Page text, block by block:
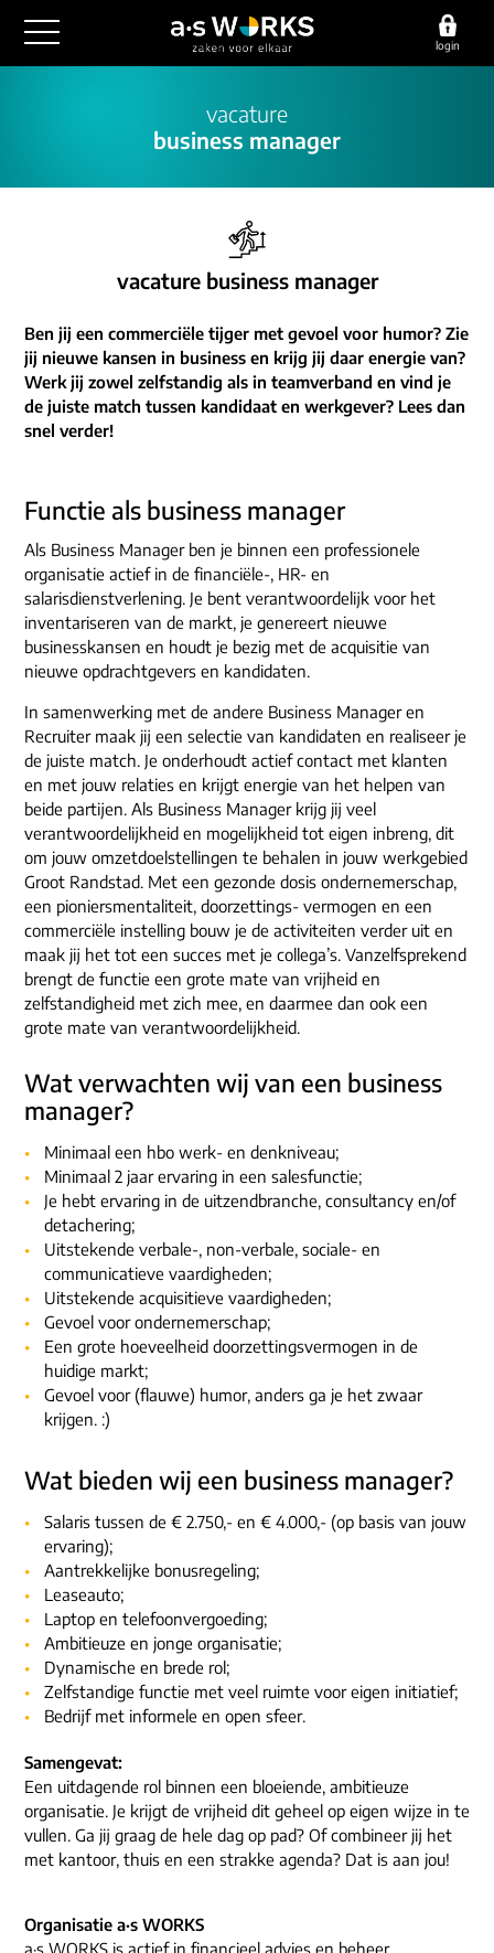
login
financiële administratie
salarisadministratie
HR/payroll traineeship
optimalisatie
functioneel beheer
overige diensten
vacatures
communicatie
referenties
outsourcing
detachering
consultancy
over ons
werken bij
ons dna
contact
e-mail/telefoon
social media
vacature
business manager
vacature business manager
Ben jij een commerciële tijger met gevoel voor humor? Zie
jij nieuwe kansen in business en krijg jij daar energie van?
Werk jij zowel zelfstandig als in teamverband en vind je
de juiste match tussen kandidaat en werkgever? Lees dan
snel verder!
Functie als business manager
Als Business Manager ben je binnen een professionele
organisatie actief in de financiële-, HR- en
salarisdienstverlening. Je bent verantwoordelijk voor het
inventariseren van de markt, je genereert nieuwe
businesskansen en houdt je bezig met de acquisitie van
nieuwe opdrachtgevers en kandidaten.
In samenwerking met de andere Business Manager en
Recruiter maak jij een selectie van kandidaten en realiseer je
de juiste match. Je onderhoudt actief contact met klanten
en met jouw relaties en krijgt energie van het helpen van
beide partijen. Als Business Manager krijg jij veel
verantwoordelijkheid en mogelijkheid tot eigen inbreng, dit
om jouw omzetdoelstellingen te behalen in jouw werkgebied
Groot Randstad. Met een gezonde dosis ondernemerschap,
een pioniersmentaliteit, doorzettings- vermogen en een
commerciële instelling bouw je de activiteiten verder uit en
maak jij het tot een succes met je collega’s. Vanzelfsprekend
brengt de functie een grote mate van vrijheid en
zelfstandigheid met zich mee, en daarmee dan ook een
grote mate van verantwoordelijkheid.
Wat verwachten wij van een business
manager?
Minimaal een hbo werk- en denkniveau;
Minimaal 2 jaar ervaring in een salesfunctie;
Je hebt ervaring in de uitzendbranche, consultancy en/of
detachering;
Uitstekende verbale-, non-verbale, sociale- en
communicatieve vaardigheden;
Uitstekende acquisitieve vaardigheden;
Gevoel voor ondernemerschap;
Een grote hoeveelheid doorzettingsvermogen in de
huidige markt;
Gevoel voor (flauwe) humor, anders ga je het zwaar
krijgen. :)
Wat bieden wij een business manager?
Salaris tussen de € 2.750,- en € 4.000,- (op basis van jouw
ervaring);
Aantrekkelijke bonusregeling;
Leaseauto;
Laptop en telefoonvergoeding;
Ambitieuze en jonge organisatie;
Dynamische en brede rol;
Zelfstandige functie met veel ruimte voor eigen initiatief;
Bedrijf met informele en open sfeer.
Samengevat:
Een uitdagende rol binnen een bloeiende, ambitieuze
organisatie. Je krijgt de vrijheid dit geheel op eigen wijze in te
vullen. Ga jij graag de hele dag op pad? Of combineer jij het
met kantoor, thuis en een strakke agenda? Dat is aan jou!
Organisatie a·s WORKS
a·s WORKS is actief in financieel advies en beheer,